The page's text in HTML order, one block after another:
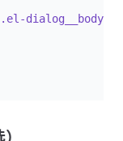
.el-dialog__body